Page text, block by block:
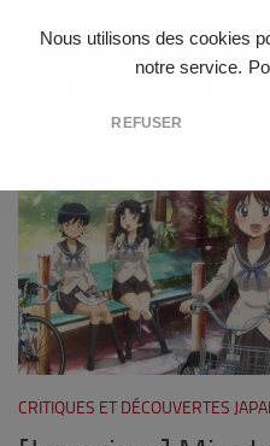
Nous utilisons des cookies
notre service.
REFUSER
Skip to content
CRITIQUES ET DÉCOUVERTES